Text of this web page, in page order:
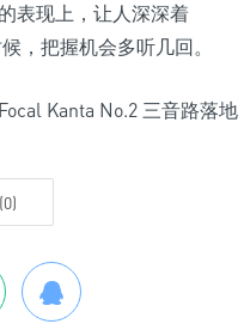
表现上，让人深深着
，把握机会多听几回。
(0)